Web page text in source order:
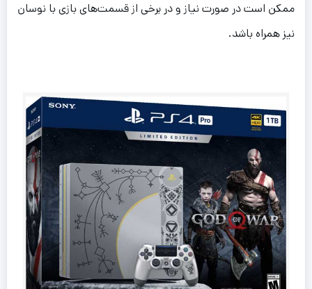
ممکن است در صورت نیاز و در برخی از قسمت‌های بازی با نوسان
نیز همراه باشد.